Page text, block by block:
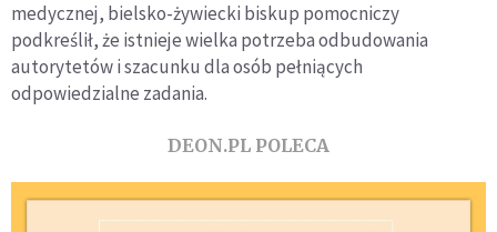
medycznej, bielsko-żywiecki biskup pomocniczy
podkreślił, że istnieje wielka potrzeba odbudowania
autorytetów i szacunku dla osób pełniących
odpowiedzialne zadania.
DEON.PL POLECA